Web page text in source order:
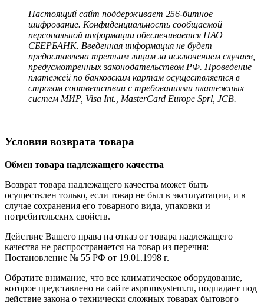
Настоящий сайт поддерживает 256-битное
шифрование. Конфиденциальность сообщаемой
персональной информации обеспечивается ПАО
СБЕРБАНК. Введенная информация не будет
предоставлена третьим лицам за исключением случаев,
предусмотренных законодательством РФ. Проведение
платежей по банковским картам осуществляется в
строгом соответствии с требованиями платежных
систем МИР, Visa Int., MasterCard Europe Sprl, JCB.
Условия возврата товара
Обмен товара надлежащего качества
Возврат товара надлежащего качества может быть
осуществлен только, если товар не был в эксплуатации, и в
случае сохранения его товарного вида, упаковки и
потребительских свойств.
Действие Вашего права на отказ от товара надлежащего
качества не распространяется на товар из перечня:
Постановление № 55 РФ от 19.01.1998 г.
Обратите внимание, что все климатическое оборудование,
которое представлено на сайте aspromsystem.ru, подпадает под
действие закона о технически сложных товарах бытового